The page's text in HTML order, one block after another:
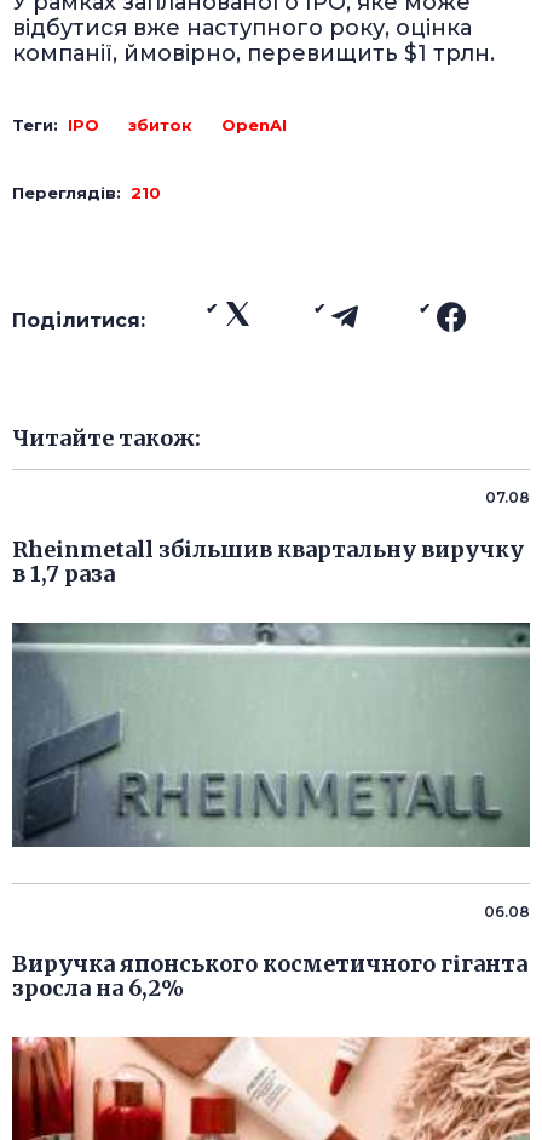
відбутися вже наступного року, оцінка
компанії, ймовірно, перевищить $1 трлн.
Теги: IPO збиток OpenAI
Переглядів: 210
Поділитися:
Читайте також:
07.08
Rheinmetall збільшив квартальну виручку
в 1,7 раза
06.08
Виручка японського косметичного гіганта
зросла на 6,2%